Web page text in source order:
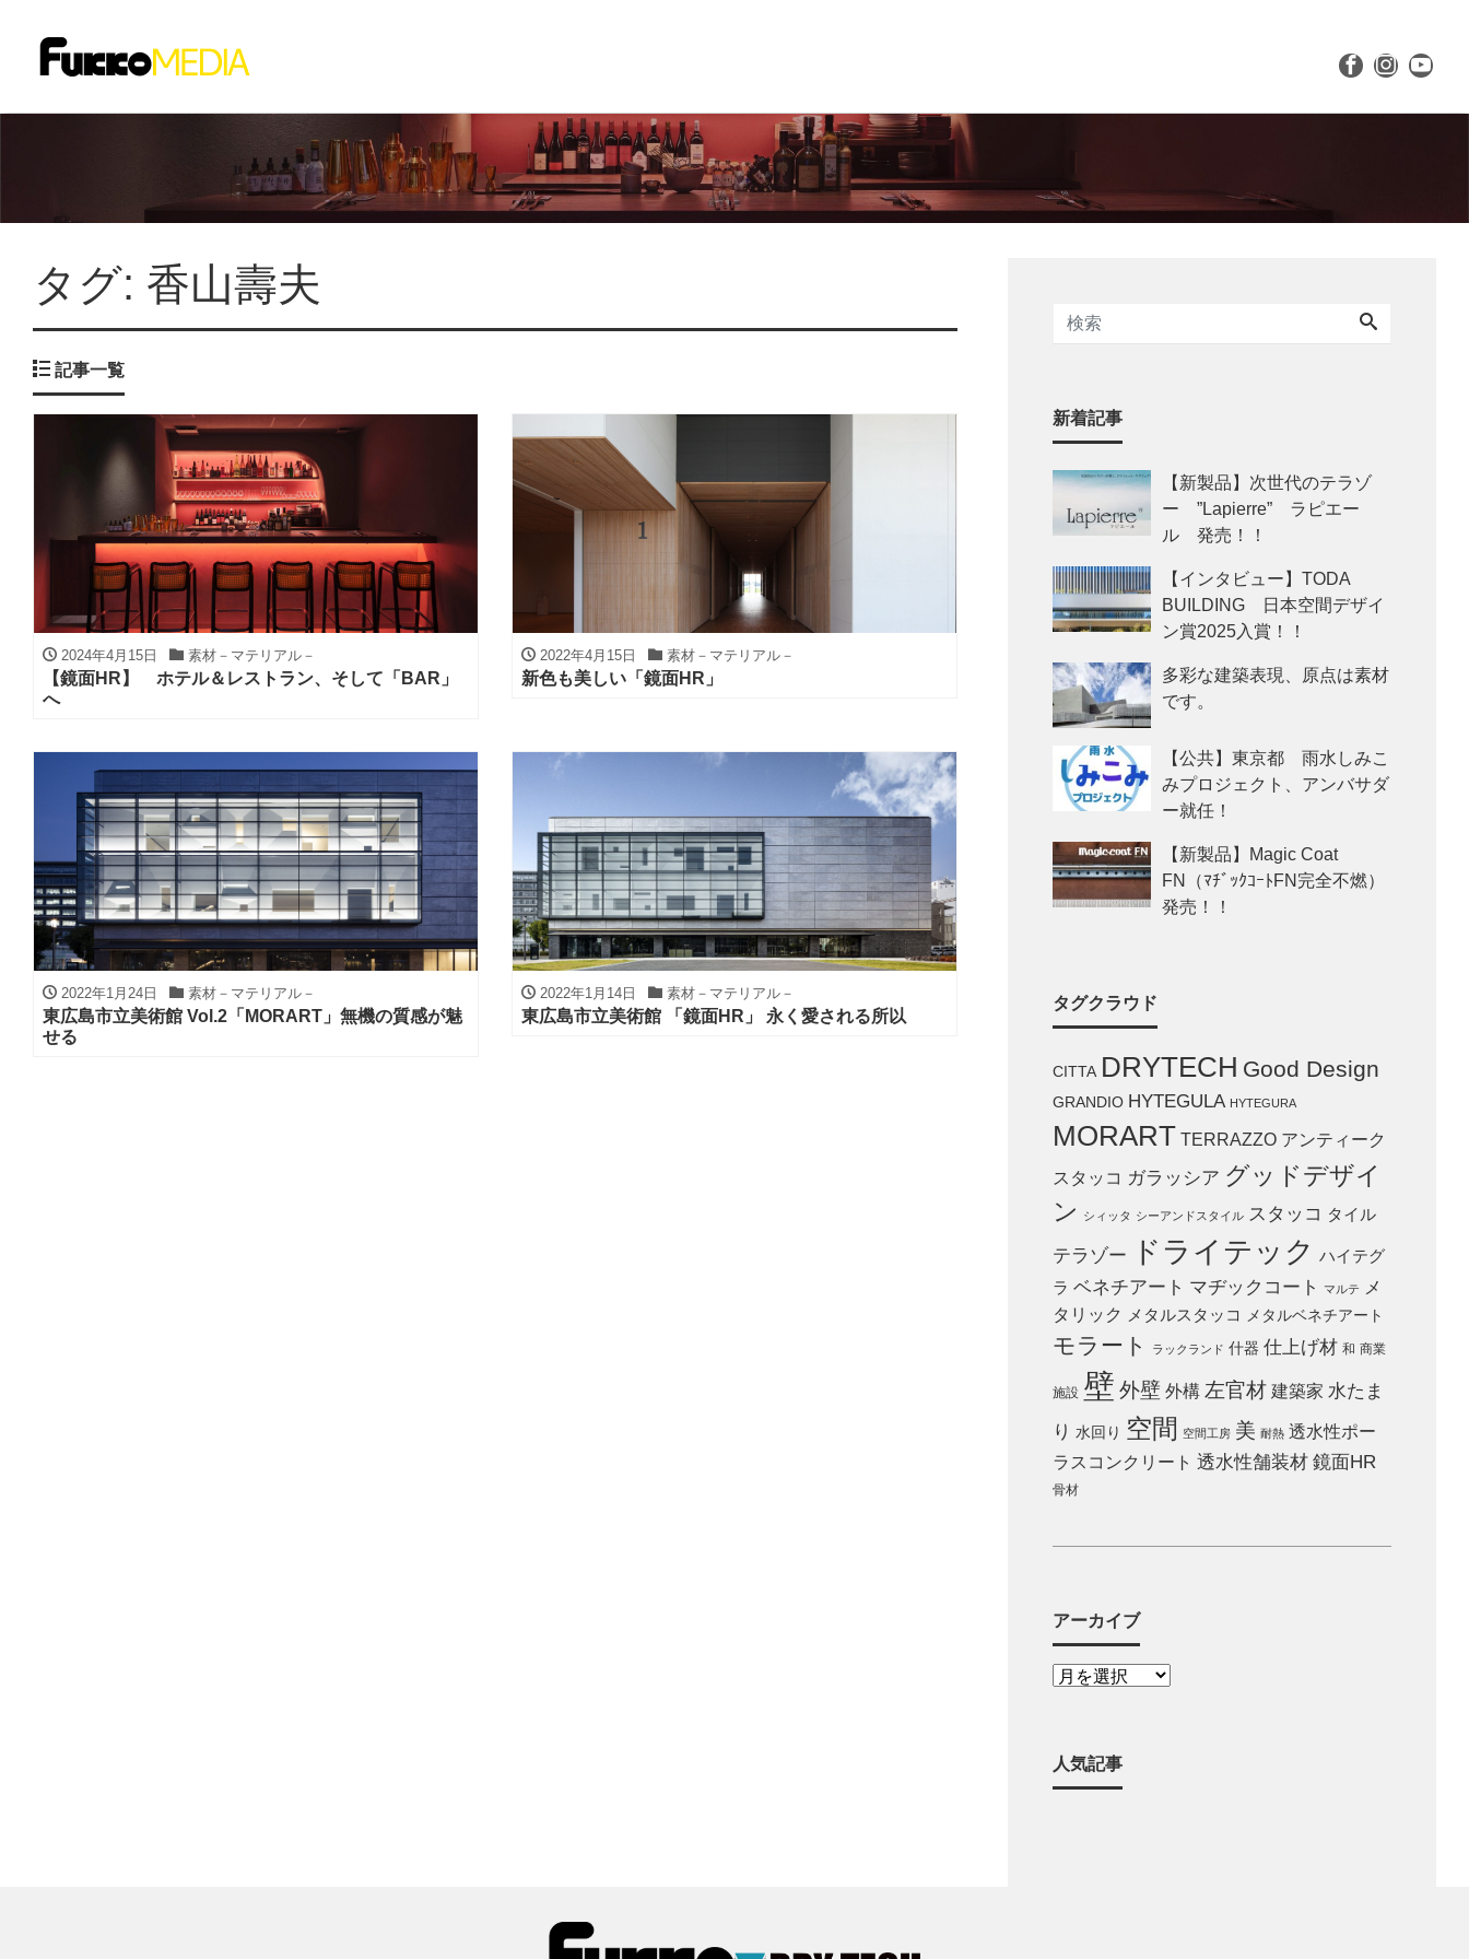
タグ: 香山壽夫
記事一覧
2024年4月15日 素材－マテリアル－
【鏡面HR】 ホテル＆レストラン、そして「BAR」
へ
2022年4月15日 素材－マテリアル－
新色も美しい「鏡面HR」
2022年1月24日 素材－マテリアル－
東広島市立美術館 Vol.2「MORART」無機の質感が魅
せる
2022年1月14日 素材－マテリアル－
東広島市立美術館 「鏡面HR」 永く愛される所以
新着記事
【新製品】次世代のテラゾ
ー ”Lapierre” ラピエー
ル 発売！！
【インタビュー】TODA
BUILDING 日本空間デザイ
ン賞2025入賞！！
多彩な建築表現、原点は素材
です。
【公共】東京都 雨水しみこ
みプロジェクト、アンバサダ
ー就任！
【新製品】Magic Coat
FN（ﾏﾁﾞｯｸｺｰﾄFN完全不燃）
発売！！
タグクラウド
CITTA DRYTECH Good Design
GRANDIO HYTEGULA HYTEGURA
MORART TERRAZZO アンティーク
スタッコ ガラッシア グッドデザイ
ン
シィッタ シーアンドスタイル スタッコ タイル
テラゾー ドライテック ハイテグ
ラ ベネチアート マヂックコート マルテ
メ
タリック
メタルスタッコ メタルベネチアート
モラート ラックランド 什器 仕上げ材 和 商業
施設 壁 外壁 外構 左官材 建築家 水たま
り 水回り 空間 空間工房 美 耐熱 透水性ポー
ラスコンクリート 透水性舗装材 鏡面HR
骨材
アーカイブ
人気記事